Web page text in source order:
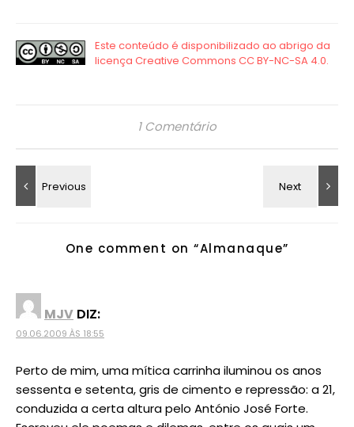
1 Comentário
One comment on “Almanaque”
MJV DIZ:
09.06.2009 ÀS 18:55
Perto de mim, uma mítica carrinha iluminou os anos
sessenta e setenta, gris de cimento e repressão: a 21,
conduzida a certa altura pelo António José Forte.